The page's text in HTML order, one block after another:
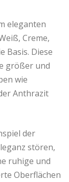
eleganten
Creme,
Basis. Diese
größer und
wie
Anthrazit
der
stören,
ruhige und
Oberflächen